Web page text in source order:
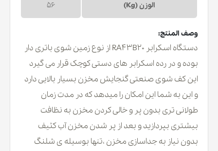
الوزن (Kg) 56
وصف المنتج:
دستگاه اسکرابر RA43B20 از نوع زمین شوی باتری دار
بوده و در رده اسکرابر های دستی کوچک قرار می گیرد
این کف شوی صنعتی گنجایش مخزن بسیار بالایی دارد
و این به شما این امکان را میدهد که در مدت زمان
طولانی تری بدون پر و خالی کردن مخزن به نظافت
بیشتری بپردازید و بعد از پر شدن مخزن آب کثیف
بدون نیاز به جداسازی مخزن ،تنها بوسیله ی شلنگ